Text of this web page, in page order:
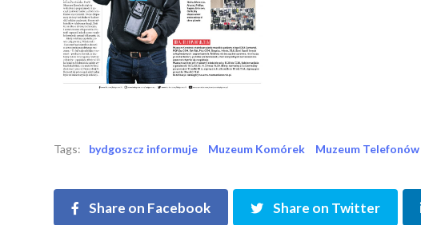
Tags: bydgoszcz informuje Muzeum Komórek Muzeum
Share on Facebook Share on Twitter